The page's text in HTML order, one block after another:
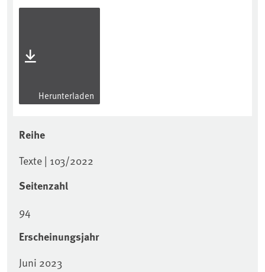
Herunterladen
Reihe
Texte | 103/2022
Seitenzahl
94
Erscheinungsjahr
Juni 2023